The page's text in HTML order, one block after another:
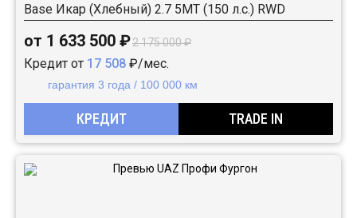
Base Икар (Хлебный) 2.7 5MT (150 л.с.) RWD
от 1 633 500 ₽2 175 000 ₽
Кредит от 17 508 ₽/мес.
гарантия 3 года / 100 000 км
КРЕДИТ TRADE IN